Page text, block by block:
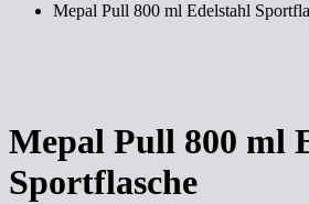
Mepal Pull 800 ml Edelstahl
Mepal Pull 800 ml
Sportflasche